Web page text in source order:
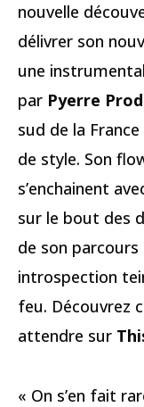
nouvelle
délivrer son
une
par Pyerre
sud de la
de style. Son
s’enchainent
sur le bout des
de son
introspection
feu. Découvrez
attendre sur
« On s’en fait